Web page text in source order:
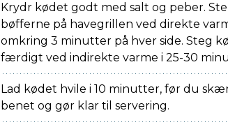
Krydr kødet godt med salt og peber.
bøfferne på havegrillen ved direkte
omkring 3 minutter på hver side. Steg
færdigt ved indirekte varme i 25-30
Lad kødet hvile i 10 minutter, før du
benet og gør klar til servering.